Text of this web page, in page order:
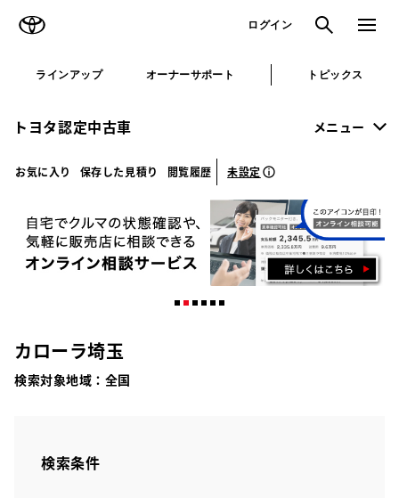
ログイン 検索 メニュ
ラインアップ オーナーサポート トピックス
トヨタ認定中古車 メニュー
お気に入り 保存した見積り 閲覧履歴 未設定
カローラ埼玉
検索対象地域： 全国
検索条件